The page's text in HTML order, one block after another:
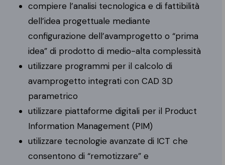
compiere l’analisi tecnologica e di fattibilità
dell’idea progettuale mediante
configurazione dell’avamprogetto o “prima
idea” di prodotto di medio-alta complessità
utilizzare programmi per il calcolo di
avamprogetto integrati con CAD 3D
parametrico
utilizzare piattaforme digitali per il Product
Information Management (PIM)
utilizzare tecnologie avanzate di ICT che
consentono di “remotizzare” e